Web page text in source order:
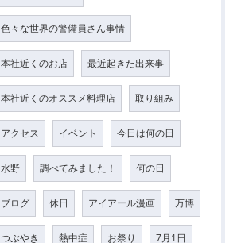
色々な世界の警備員さん事情
本社近くのお店 最近起きた出来事
本社近くのオススメ料理店 取り組み
アクセス イベント 今日は何の日
水野 調べてみました！ 何の日
ブログ 休日 アイアール漫画 万博
つぶやき 熱中症 お祭り 7月1日